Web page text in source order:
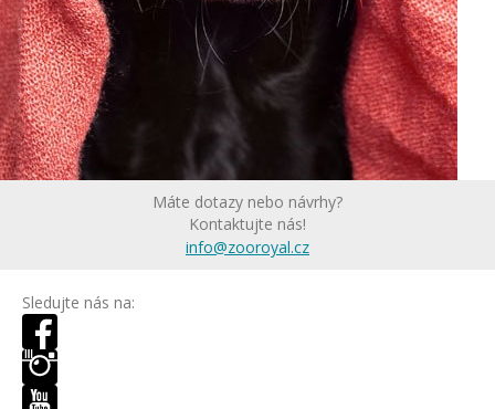
Máte dotazy nebo návrhy?
Kontaktujte nás!
info@zooroyal.cz
Sledujte nás na: